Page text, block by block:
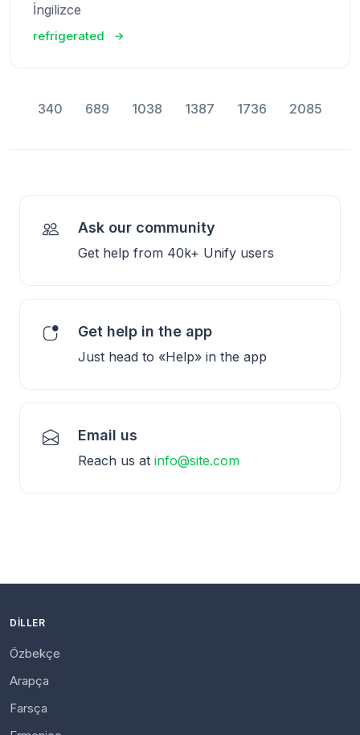
İngilizce
refrigerated
340 689 1038 1387 1736 2085
Ask our community
Get help from 40k+ Unify users
Get help in the app
Just head to «Help» in the app
Email us
Reach us at info@site.com
DILLER
Özbekçe
Arapça
Farsça